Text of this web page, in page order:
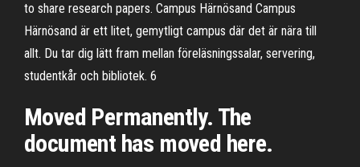
to share research papers. Campus Härnösand Campus
Härnösand är ett litet, gemytligt campus där det är nära till
allt. Du tar dig lätt fram mellan föreläsningssalar, servering,
studentkår och bibliotek. 6
Moved Permanently. The
document has moved here.